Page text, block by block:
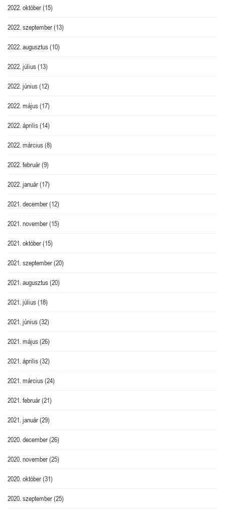
2022. október(15)
2022. szeptember(13)
2022. augusztus(10)
2022. július(13)
2022. június(12)
2022. május(17)
2022. április(14)
2022. március(8)
2022. február(9)
2022. január(17)
2021. december(12)
2021. november(15)
2021. október(15)
2021. szeptember(20)
2021. augusztus(20)
2021. július(18)
2021. június(32)
2021. május(26)
2021. április(32)
2021. március(24)
2021. február(21)
2021. január(29)
2020. december(26)
2020. november(25)
2020. október(31)
2020. szeptember(25)